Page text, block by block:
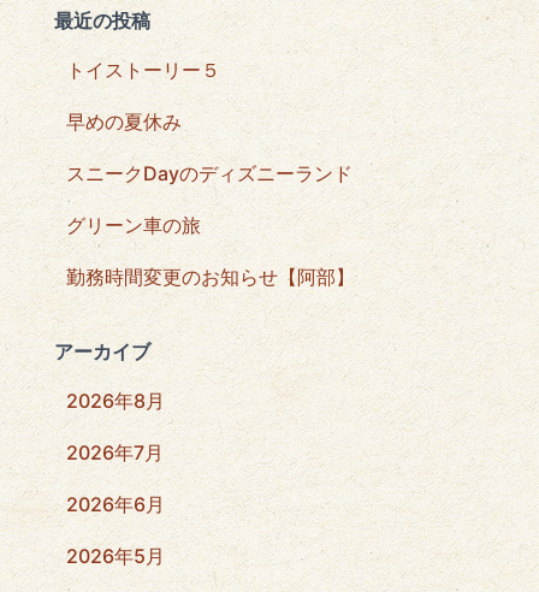
最近の投稿
トイストーリー５
早めの夏休み
スニークDayのディズニーランド
グリーン車の旅
勤務時間変更のお知らせ【阿部】
アーカイブ
2026年8月
2026年7月
2026年6月
2026年5月